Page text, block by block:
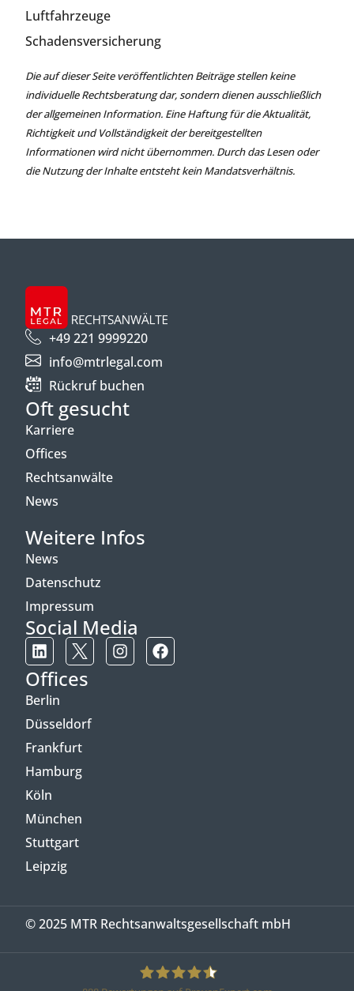
Luftfahrzeuge
Schadensversicherung
Die auf dieser Seite veröffentlichten Beiträge stellen keine
individuelle Rechtsberatung dar, sondern dienen ausschließlich
der allgemeinen Information. Eine Haftung für die Aktualität,
Richtigkeit und Vollständigkeit der bereitgestellten
Informationen wird nicht übernommen. Durch das Lesen oder
die Nutzung der Inhalte entsteht kein Mandatsverhältnis.
+49 221 9999220
info@mtrlegal.com
Rückruf buchen
Oft gesucht
Karriere
Offices
Rechtsanwälte
News
Weitere Infos
News
Datenschutz
Impressum
Social Media
Offices
Berlin
Düsseldorf
Frankfurt
Hamburg
Köln
München
Stuttgart
Leipzig
© 2025 MTR Rechtsanwaltsgesellschaft mbH